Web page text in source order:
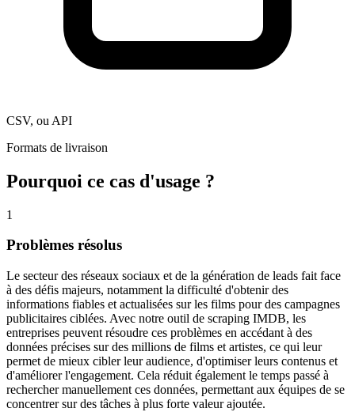
CSV, ou API
Formats de livraison
Pourquoi ce cas d'usage ?
1
Problèmes résolus
Le secteur des réseaux sociaux et de la génération de leads fait face
à des défis majeurs, notamment la difficulté d'obtenir des
informations fiables et actualisées sur les films pour des campagnes
publicitaires ciblées. Avec notre outil de scraping IMDB, les
entreprises peuvent résoudre ces problèmes en accédant à des
données précises sur des millions de films et artistes, ce qui leur
permet de mieux cibler leur audience, d'optimiser leurs contenus et
d'améliorer l'engagement. Cela réduit également le temps passé à
rechercher manuellement ces données, permettant aux équipes de se
concentrer sur des tâches à plus forte valeur ajoutée.